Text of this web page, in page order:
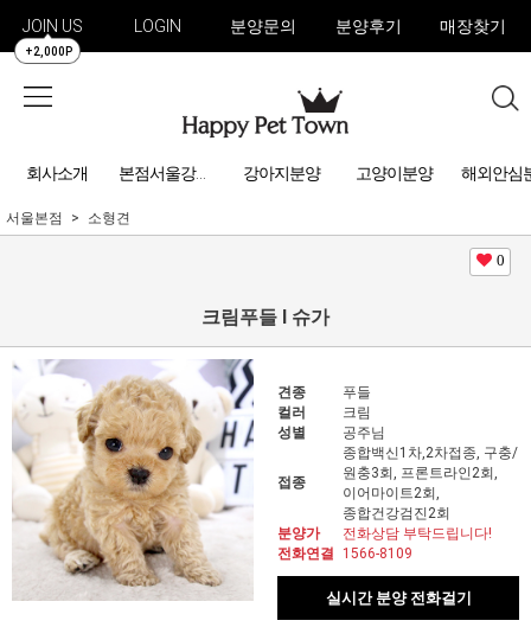
JOIN US
+2,000P
LOGIN 분양문의 분양후기 매장찾기
회사소개 본점서울강아지분양 강아지분양 고양이분양 해외안심
서울본점 소형견
0
크림푸들 l 슈가
견종
푸들
컬러
크림
성별
공주님
접종
종합백신1차,2차접종, 구충/
원충3회, 프론트라인2회,
이어마이트2회,
종합건강검진2회
분양가
전화상담 부탁드립니다!
전화연결
1566-8109
실시간 분양 전화걸기